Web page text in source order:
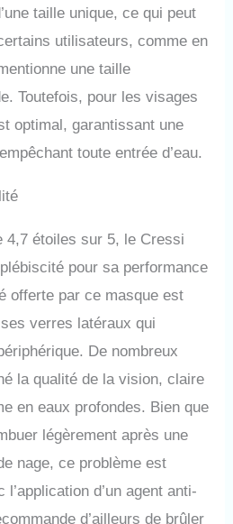
taille unique, ce qui peut
utilisateurs, comme en
une taille
Toutefois, pour les visages
optimal, garantissant une
toute entrée d’eau.
4,7 étoiles sur 5, le Cressi
pour sa performance
offerte par ce masque est
verres latéraux qui
De nombreux
la qualité de la vision, claire
en eaux profondes. Bien que
légèrement après une
nage, ce problème est
d’un agent anti-
d’ailleurs de brûler